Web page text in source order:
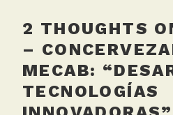
2 THOUGHTS
–
MECAB:
TECNOLOGÍAS